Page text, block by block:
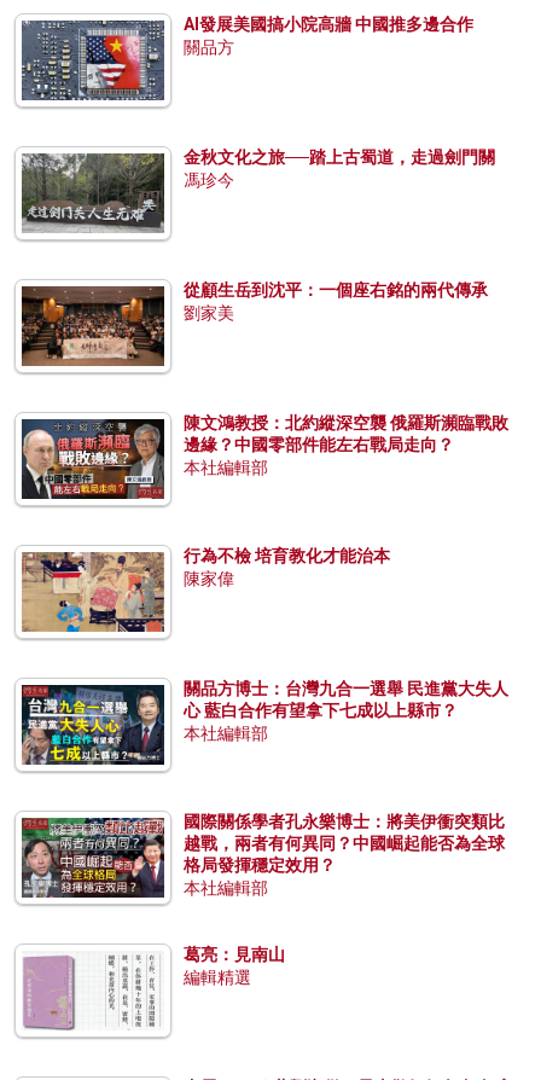
AI發展美國搞小院高牆 中國推多邊合作
關品方
金秋文化之旅──踏上古蜀道，走過劍門關
馮珍今
從顧生岳到沈平：一個座右銘的兩代傳承
劉家美
陳文鴻教授：北約縱深空襲 俄羅斯瀕臨戰敗
邊緣？中國零部件能左右戰局走向？
本社編輯部
行為不檢 培育教化才能治本
陳家偉
關品方博士：台灣九合一選舉 民進黨大失人
心 藍白合作有望拿下七成以上縣市？
本社編輯部
國際關係學者孔永樂博士：將美伊衝突類比
越戰，兩者有何異同？中國崛起能否為全球
格局發揮穩定效用？
本社編輯部
葛亮：見南山
編輯精選